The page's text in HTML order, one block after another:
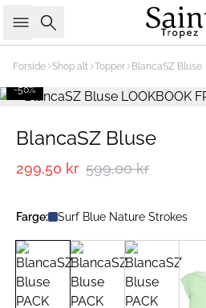
Søk
Forside Shop alt Topper BlancaSZ Bluse
-50%
BlancaSZ Bluse
299,50 kr 599,00 kr
Farge: Surf Blue Nature Strokes